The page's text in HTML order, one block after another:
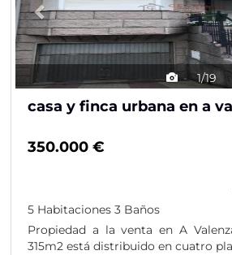
1/19
casa y finca urbana en a
350.000 €
5 Habitaciones 3 Baños
Propiedad a la venta en A
315m2 está distribuido en cuatro